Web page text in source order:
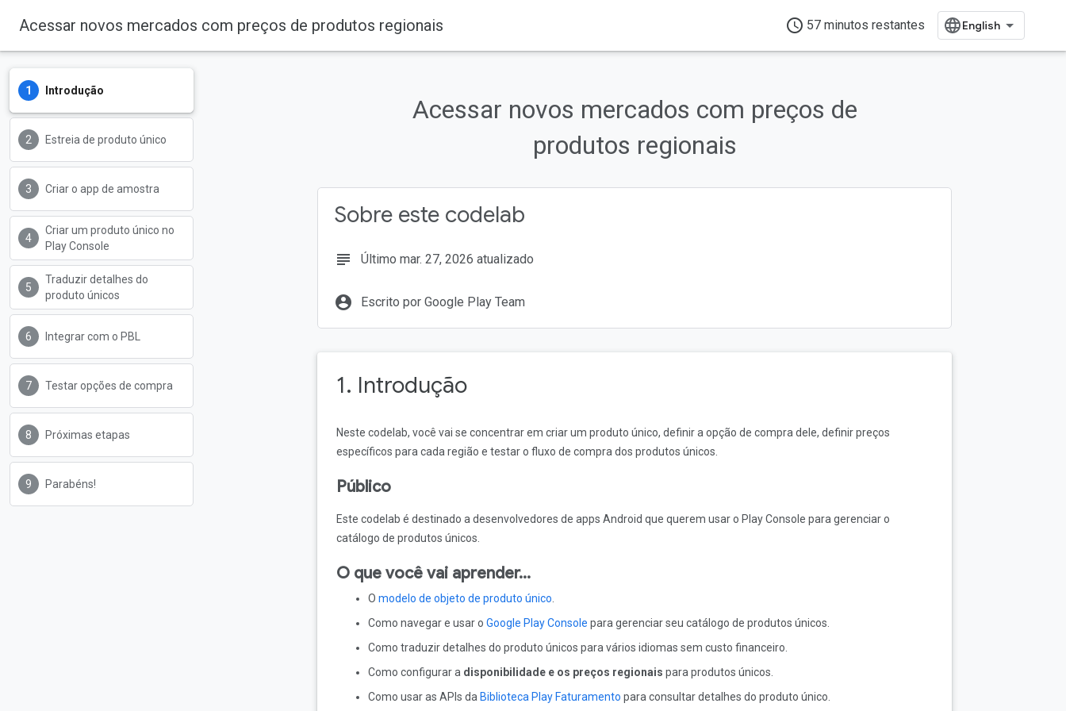
Acessar novos mercados com preços de produtos regionais access_time 57 minutos restantes
Introdução
Estreia de produto único
Criar o app de amostra
Criar um produto único no
Play Console
Traduzir detalhes do
produto únicos
Integrar com o PBL
Testar opções de compra
Próximas etapas
Parabéns!
Acessar novos mercados com preços de
produtos regionais
Sobre este codelab
subject Último mar. 27, 2026 atualizado
account_circle Escrito por Google Play Team
1. Introdução
Neste codelab, você vai se concentrar em criar um produto único, definir a opção de compra dele, definir preços
específicos para cada região e testar o fluxo de compra dos produtos únicos.
Público
Este codelab é destinado a desenvolvedores de apps Android que querem usar o Play Console para gerenciar o
catálogo de produtos únicos.
O que você vai aprender…
O modelo de objeto de produto único
Como navegar e usar o Google Play Console para gerenciar seu catálogo de produtos únicos.
Como traduzir detalhes do produto únicos para vários idiomas sem custo financeiro.
Como configurar a disponibilidade e os preços regionais para produtos únicos.
Como usar as APIs da Biblioteca Play Faturamento para consultar detalhes do produto único.